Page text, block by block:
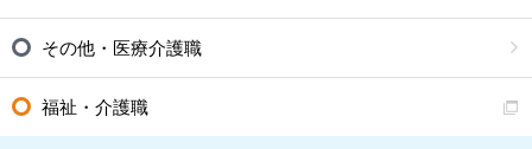
その他・医療介護職
福祉・介護職